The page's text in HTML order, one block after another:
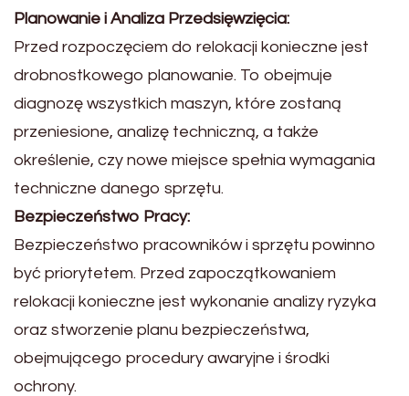
Planowanie i Analiza Przedsięwzięcia:
Przed rozpoczęciem do relokacji konieczne jest
drobnostkowego planowanie. To obejmuje
diagnozę wszystkich maszyn, które zostaną
przeniesione, analizę techniczną, a także
określenie, czy nowe miejsce spełnia wymagania
techniczne danego sprzętu.
Bezpieczeństwo Pracy:
Bezpieczeństwo pracowników i sprzętu powinno
być priorytetem. Przed zapoczątkowaniem
relokacji konieczne jest wykonanie analizy ryzyka
oraz stworzenie planu bezpieczeństwa,
obejmującego procedury awaryjne i środki
ochrony.